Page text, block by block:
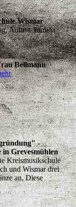
Wismar
Auftritt Tamina
Bellmann
-
in Grevesmühlen
Kreismusikschule
und Wismar drei
an. Diese